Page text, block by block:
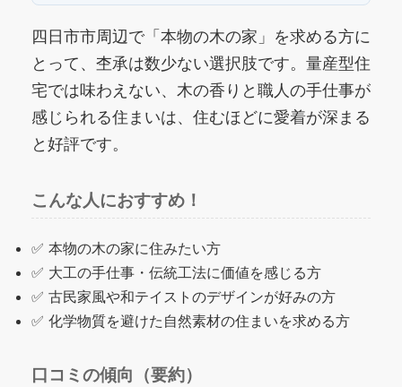
四日市市周辺で「本物の木の家」を求める方に
とって、杢承は数少ない選択肢です。量産型住
宅では味わえない、木の香りと職人の手仕事が
感じられる住まいは、住むほどに愛着が深まる
と好評です。
こんな人におすすめ！
✅ 本物の木の家に住みたい方
✅ 大工の手仕事・伝統工法に価値を感じる方
✅ 古民家風や和テイストのデザインが好みの方
✅ 化学物質を避けた自然素材の住まいを求める方
口コミの傾向（要約）